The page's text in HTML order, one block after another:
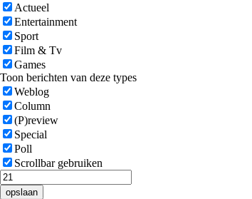
Actueel
Entertainment
Sport
Film & Tv
Games
Toon berichten van deze types
Weblog
Column
(P)review
Special
Poll
Scrollbar gebruiken
opslaan